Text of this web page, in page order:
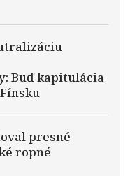
Buď kapitulácia
presné
ropné